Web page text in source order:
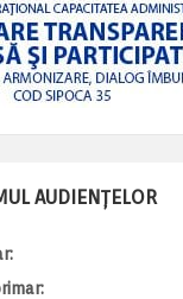
AUDIENȚELOR